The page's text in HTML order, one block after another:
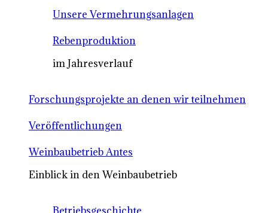
Unsere Vermehrungsanlagen
Rebenproduktion
im Jahresverlauf
Forschungsprojekte an denen wir teilnehmen
Veröffentlichungen
Weinbaubetrieb Antes
Einblick in den Weinbaubetrieb